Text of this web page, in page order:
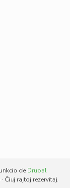
de Drupal
Ĉiuj rajtoj rezervitaj.